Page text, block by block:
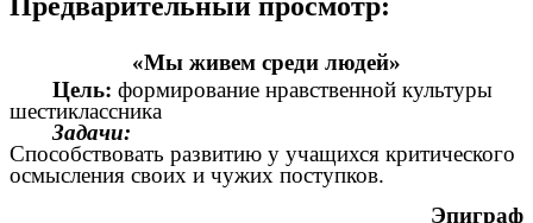
Предварительный просмотр:
«Мы живем среди людей»
Цель: формирование нравственной культуры
шестиклассника
Задачи:
Способствовать развитию у учащихся критического
осмысления своих и чужих поступков.
Эпиграф